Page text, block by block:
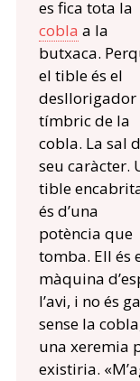
es fica tota la
cobla a la
butxaca.
el tible és el
desllorigador
tímbric de la
cobla. La sal
seu caràcter.
tible
és d’una
potència que
tomba. Ell és
màquina
l’avi, i no és
sense la
una xeremia
existiria.